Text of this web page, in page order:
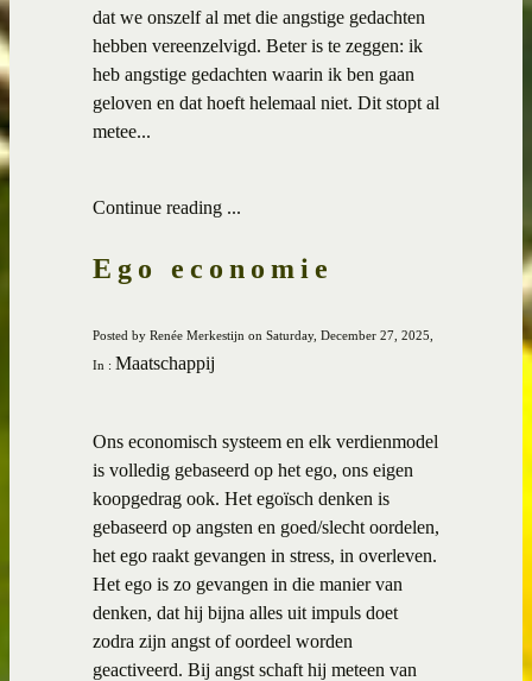
dat we onszelf al met die angstige gedachten
hebben vereenzelvigd. Beter is te zeggen: ik
heb angstige gedachten waarin ik ben gaan
geloven en dat hoeft helemaal niet. Dit stopt al
metee...
Continue reading ...
Ego economie
Posted by Renée Merkestijn on Saturday, December 27, 2025,
In : Maatschappij
Ons economisch systeem en elk verdienmodel
is volledig gebaseerd op het ego, ons eigen
koopgedrag ook. Het egoïsch denken is
gebaseerd op angsten en goed/slecht oordelen,
het ego raakt gevangen in stress, in overleven.
Het ego is zo gevangen in die manier van
denken, dat hij bijna alles uit impuls doet
zodra zijn angst of oordeel worden
geactiveerd. Bij angst schaft hij meteen van